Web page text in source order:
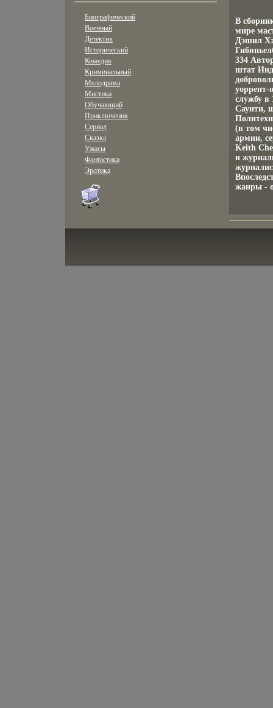
Биографический
Военный
Детектив
Исторический
Комедия
Криминальный
Мелодрама
Мистика
Обучающий
Приключения
Сериал
Сказка
Ужасы
Фантастика
Эротика
В
мире
Дэшил
334
штат
уоррент-
службу
Саунти,
(в том
армии,
Keith
и
жанры -